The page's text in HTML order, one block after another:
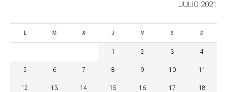
JULIO 2021
L M X J V S D
1 2 3 4
5 6 7 8 9 10 11
12 13 14 15 16 17 18